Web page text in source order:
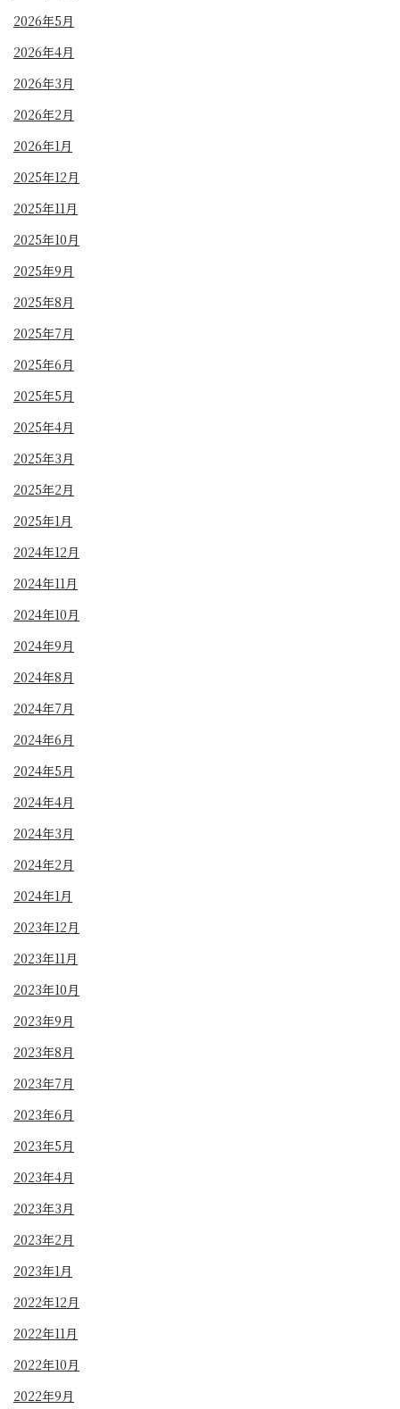
2026年5月
2026年4月
2026年3月
2026年2月
2026年1月
2025年12月
2025年11月
2025年10月
2025年9月
2025年8月
2025年7月
2025年6月
2025年5月
2025年4月
2025年3月
2025年2月
2025年1月
2024年12月
2024年11月
2024年10月
2024年9月
2024年8月
2024年7月
2024年6月
2024年5月
2024年4月
2024年3月
2024年2月
2024年1月
2023年12月
2023年11月
2023年10月
2023年9月
2023年8月
2023年7月
2023年6月
2023年5月
2023年4月
2023年3月
2023年2月
2023年1月
2022年12月
2022年11月
2022年10月
2022年9月